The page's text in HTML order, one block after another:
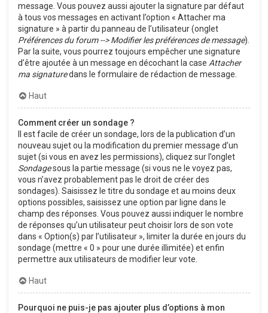
message. Vous pouvez aussi ajouter la signature par défaut
à tous vos messages en activant l’option « Attacher ma
signature » à partir du panneau de l’utilisateur (onglet
Préférences du forum --> Modifier les préférences de message).
Par la suite, vous pourrez toujours empêcher une signature
d’être ajoutée à un message en décochant la case Attacher
ma signaturedans le formulaire de rédaction de message.
Haut
Comment créer un sondage ?
Il est facile de créer un sondage, lors de la publication d’un
nouveau sujet ou la modification du premier message d’un
sujet (si vous en avez les permissions), cliquez sur l’onglet
Sondagesous la partie message (si vous ne le voyez pas,
vous n’avez probablement pas le droit de créer des
sondages). Saisissez le titre du sondage et au moins deux
options possibles, saisissez une option par ligne dans le
champ des réponses. Vous pouvez aussi indiquer le nombre
de réponses qu’un utilisateur peut choisir lors de son vote
dans « Option(s) par l’utilisateur », limiter la durée en jours du
sondage (mettre « 0 » pour une durée illimitée) et enfin
permettre aux utilisateurs de modifier leur vote.
Haut
Pourquoi ne puis-je pas ajouter plus d’options à mon